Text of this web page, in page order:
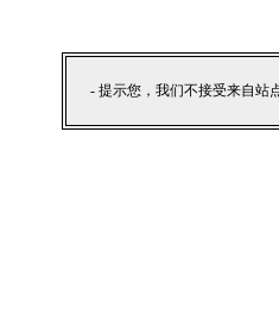
- 提示您，我们不接受来自站